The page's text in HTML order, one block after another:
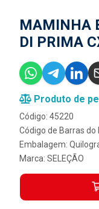
MAMINHA
DI PRIMA
Produto de
Código: 45220
Código de Barras
Embalagem:
Marca: SELEÇÃO